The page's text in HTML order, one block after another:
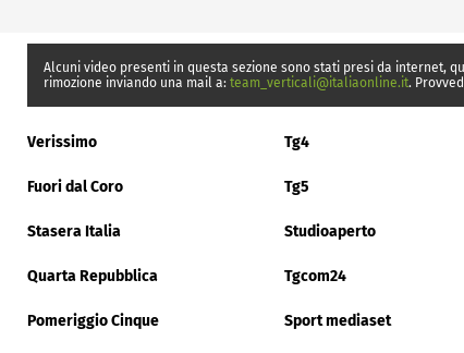
Alcuni video presenti in questa sezione sono stati presi da internet,
rimozione inviando una mail a: team_verticali@italiaonline.it.
Verissimo Tg4
Fuori dal Coro Tg5
Stasera Italia Studioaperto
Quarta Repubblica Tgcom24
Pomeriggio Cinque Sport mediaset